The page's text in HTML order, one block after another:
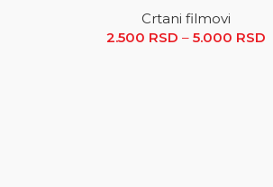
Raspon cena: od 2.500 RSD do 5.000 RSD
Crtani filmovi
2.500 RSD – 5.000 RSD